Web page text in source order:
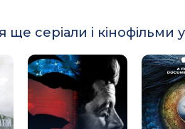
ще серіали і кінофільми